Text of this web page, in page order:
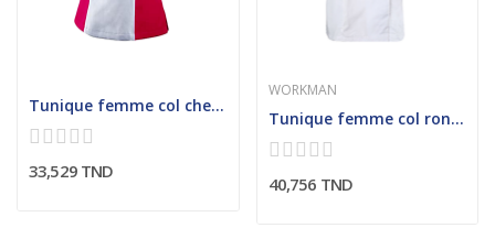
Tunique femme col chemisier avec ouverture V...
33,529 TND
WORKMAN
Tunique femme col rond avec parmenture contrastée
40,756 TND